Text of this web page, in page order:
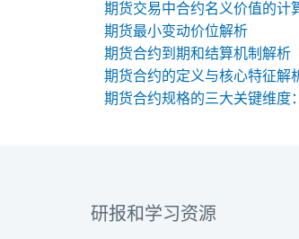
期货最小变动价位解析
期货合约到期和结算机制解析
期货合约的定义与核心特征解
研报和学习资源